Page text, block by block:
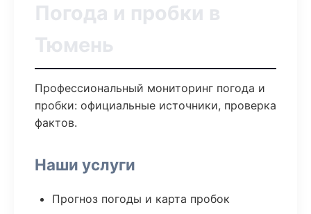
Погода и пробки в
Тюмень
Профессиональный мониторинг погода и
пробки: официальные источники, проверка
фактов.
Наши услуги
Прогноз погоды и карта пробок